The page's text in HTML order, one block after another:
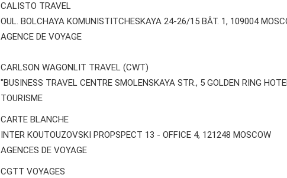
CALISTO TRAVEL
OUL. BOLCHAYA KOMUNISTITCHESKAYA 24-26/15 BÂT. 1, 109004
AGENCE DE VOYAGE
CARLSON WAGONLIT TRAVEL (CWT)
"BUSINESS TRAVEL CENTRE SMOLENSKAYA STR., 5 GOLDEN RING
TOURISME
CARTE BLANCHE
INTER KOUTOUZOVSKI PROPSPECT 13 - OFFICE 4, 121248 MOSCOW
AGENCES DE VOYAGE
CGTT VOYAGES